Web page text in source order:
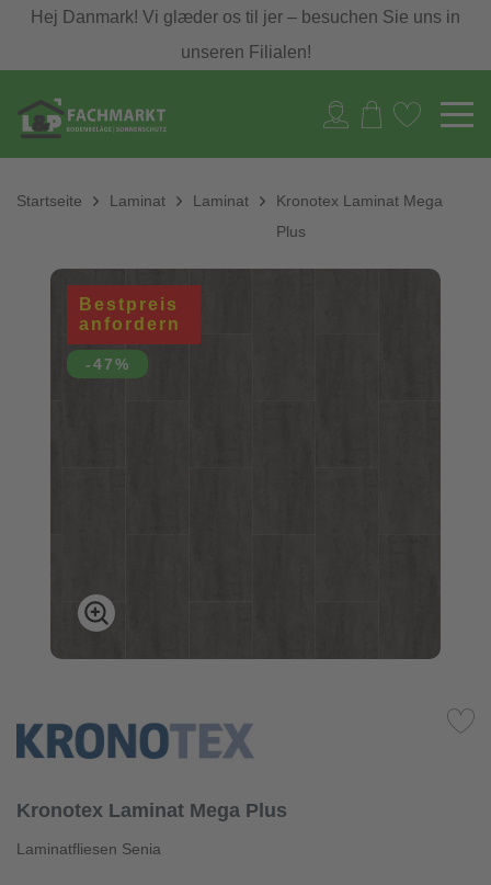
Hej Danmark! Vi glæder os til jer – besuchen Sie uns in
unseren Filialen!
Startseite Laminat Laminat
Kronotex Laminat Mega
Plus
Bestpreis
anfordern
-47%
Kronotex Laminat Mega Plus
Laminatfliesen Senia